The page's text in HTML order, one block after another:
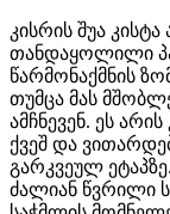
კისრის შუა
თანდაყოლილი
წარმონაქმნის
თუმცა მას
ამჩნევენ. ეს
ქვეშ და
გარკვეულ
ძალიან წვრილი